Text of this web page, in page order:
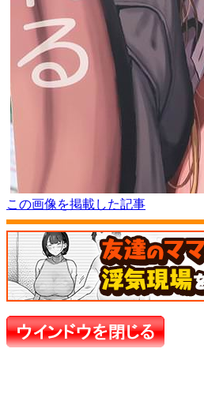
この画像を掲載した記事